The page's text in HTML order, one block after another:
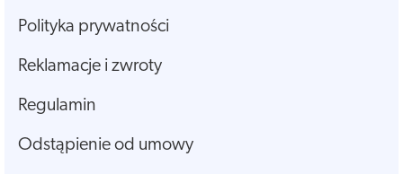
Polityka prywatności
Reklamacje i zwroty
Regulamin
Odstąpienie od umowy